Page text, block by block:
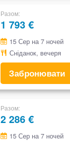
Разом
1 793 €
15 Сер на 7 ночей
Сніданок, вечеря
Забронювати
Разом
2 286 €
15 Сер на 7 ночей